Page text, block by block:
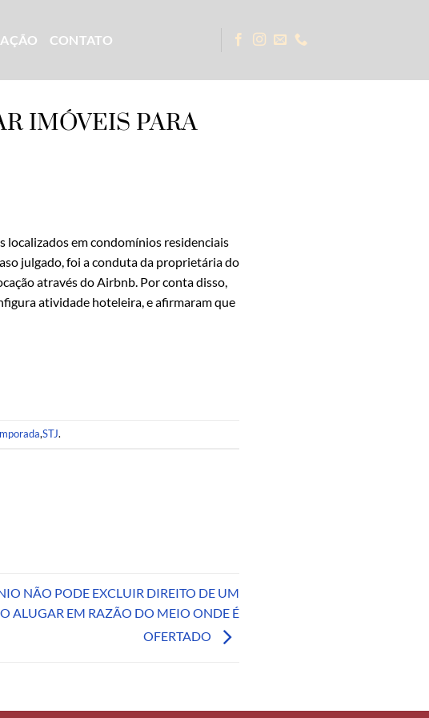
CONTATO
IMÓVEIS PARA
localizados em condomínios residenciais
julgado, foi a conduta da proprietária do
através do Airbnb. Por conta disso,
atividade hoteleira, e afirmaram que
,STJ.
NÃO PODE EXCLUIR DIREITO DE UM
ALUGAR EM RAZÃO DO MEIO ONDE É
OFERTADO